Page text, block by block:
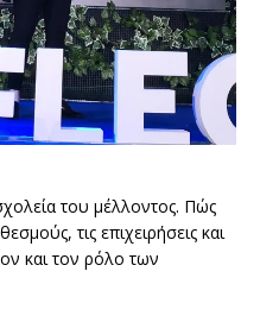
του μέλλοντος. Πώς
τις επιχειρήσεις και
και τον ρόλο των